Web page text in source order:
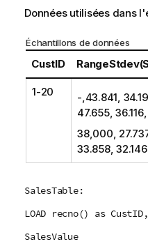
Données utilisées dans
Échantillons de données
CustID
1-20
-,43.841,
47.655,
38,000,
33.858,
SalesTable:
LOAD recno() as
SalesValue